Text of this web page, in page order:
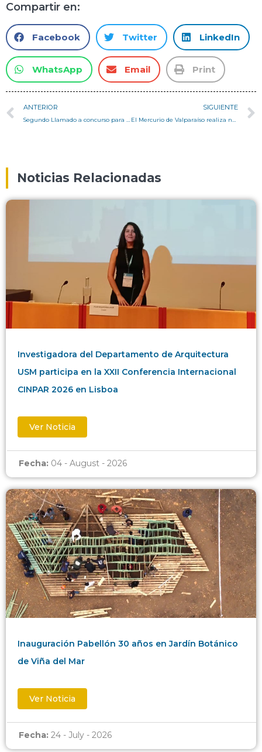
Compartir en:
Facebook Twitter LinkedIn
WhatsApp Email Print
ANTERIOR SIGUIENTE
Noticias Relacionadas
Investigadora del Departamento de Arquitectura
USM participa en la XXII Conferencia Internacional
CINPAR 2026 en Lisboa
Ver Noticia
Fecha: 04 - August - 2026
Inauguración Pabellón 30 años en Jardín Botánico
de Viña del Mar
Ver Noticia
Fecha: 24 - July - 2026